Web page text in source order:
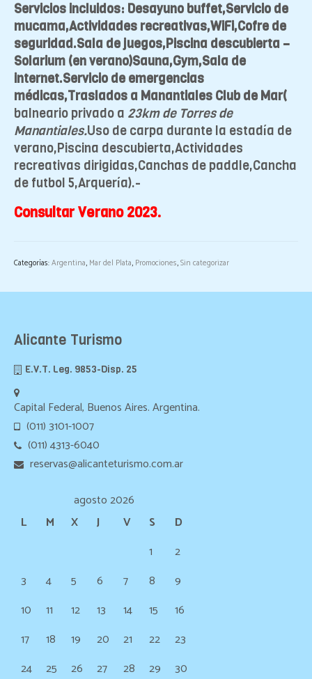
Servicios incluidos: Desayuno buffet,Servicio de
mucama,Actividades recreativas,WiFi,Cofre de
seguridad.Sala de juegos,Piscina descubierta –
Solarium (en verano)Sauna,Gym,Sala de
internet.Servicio de emergencias
médicas,Traslados a Manantiales Club de Mar(
balneario privado a 23km de Torres de
Manantiales.Uso de carpa durante la estadía de
verano,Piscina descubierta,Actividades
recreativas dirigidas,Canchas de paddle,Cancha
de futbol 5,Arquería).-
Consultar Verano 2023.
Categorías:Argentina, Mar del Plata, Promociones,Sin categorizar
Alicante Turismo
E.V.T. Leg. 9853-Disp. 25
Capital Federal, Buenos Aires. Argentina.
(011) 3101-1007
(011) 4313-6040
reservas@alicanteturismo.com.ar
agosto 2026
L
M X J V S
D
1
2
3
4 5 6 7 8
9
10
11 12 13 14 15
16
17
18 19 20 21 22
23
24
25 26 27 28 29 30